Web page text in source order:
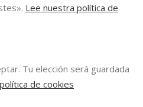
Lee nuestra política de
Tu elección será guardada
de cookies